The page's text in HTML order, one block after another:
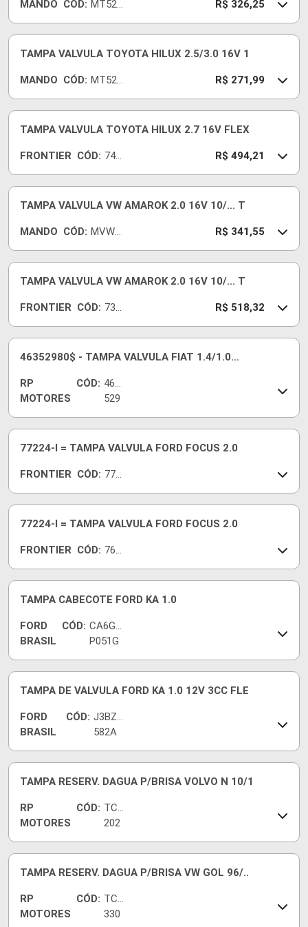
MANDO CÓD: MT520
R$ 326,25
TAMPA VALVULA TOYOTA HILUX 2.5/3.0 16V 1
MANDO CÓD: MT520
R$ 271,99
TAMPA VALVULA TOYOTA HILUX 2.7 16V FLEX
FRONTIER CÓD: 745
R$ 494,21
TAMPA VALVULA VW AMAROK 2.0 16V 10/... T
MANDO CÓD: MVW4
R$ 341,55
TAMPA VALVULA VW AMAROK 2.0 16V 10/... T
FRONTIER CÓD: 730
R$ 518,32
46352980$ - TAMPA VALVULA FIAT 1.4/1.0
FLEX 12/..
RP
MOTORES
CÓD: 463
529
77224-I = TAMPA VALVULA FORD FOCUS 2.0
FRONTIER CÓD: 772
77224-I = TAMPA VALVULA FORD FOCUS 2.0
FRONTIER CÓD: 761
TAMPA CABECOTE FORD KA 1.0
FORD
BRASIL
CÓD: CA6G6
P051G
TAMPA DE VALVULA FORD KA 1.0 12V 3CC FLE
FORD
BRASIL
CÓD: J3BZ6
582A
TAMPA RESERV. DAGUA P/BRISA VOLVO N 10/1
RP
MOTORES
CÓD: TC-
202
TAMPA RESERV. DAGUA P/BRISA VW GOL 96/..
RP
MOTORES
CÓD: TC-
330